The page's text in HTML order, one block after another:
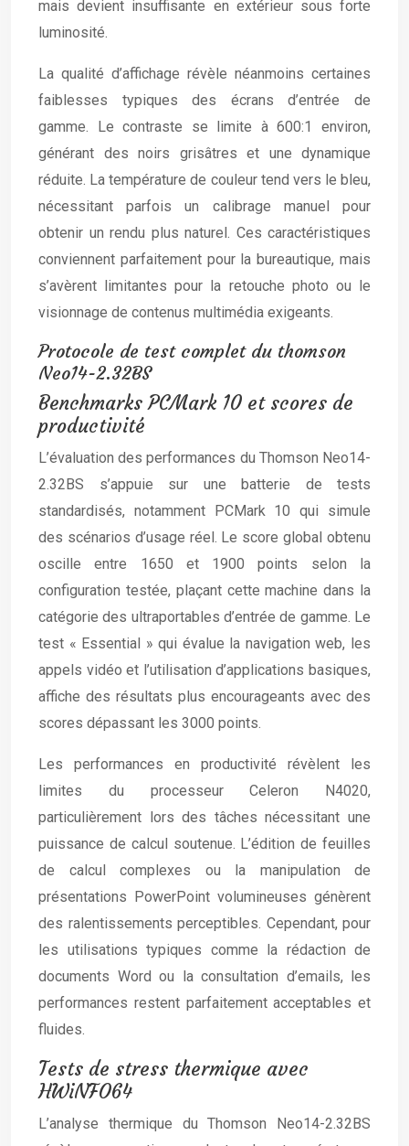
mais devient insuffisante en extérieur sous forte
luminosité.
La qualité d’affichage révèle néanmoins certaines
faiblesses typiques des écrans d’entrée de
gamme. Le contraste se limite à 600:1 environ,
générant des noirs grisâtres et une dynamique
réduite. La température de couleur tend vers le bleu,
nécessitant parfois un calibrage manuel pour
obtenir un rendu plus naturel. Ces caractéristiques
conviennent parfaitement pour la bureautique, mais
s’avèrent limitantes pour la retouche photo ou le
visionnage de contenus multimédia exigeants.
Protocole de test complet du thomson
Neo14-2.32BS
Benchmarks PCMark 10 et scores de
productivité
L’évaluation des performances du Thomson Neo14-
2.32BS s’appuie sur une batterie de tests
standardisés, notamment PCMark 10 qui simule
des scénarios d’usage réel. Le score global obtenu
oscille entre 1650 et 1900 points selon la
configuration testée, plaçant cette machine dans la
catégorie des ultraportables d’entrée de gamme. Le
test « Essential » qui évalue la navigation web, les
appels vidéo et l’utilisation d’applications basiques,
affiche des résultats plus encourageants avec des
scores dépassant les 3000 points.
Les performances en productivité révèlent les
limites du processeur Celeron N4020,
particulièrement lors des tâches nécessitant une
puissance de calcul soutenue. L’édition de feuilles
de calcul complexes ou la manipulation de
présentations PowerPoint volumineuses génèrent
des ralentissements perceptibles. Cependant, pour
les utilisations typiques comme la rédaction de
documents Word ou la consultation d’emails, les
performances restent parfaitement acceptables et
fluides.
Tests de stress thermique avec
HWiNFO64
L’analyse thermique du Thomson Neo14-2.32BS